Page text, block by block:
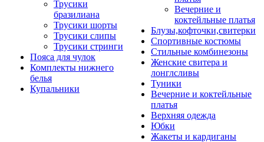
Трусики
бразилиана
Трусики шорты
Трусики слипы
Трусики стринги
Пояса для чулок
Комплекты нижнего
белья
Купальники
Вечерние и
коктейльные платья
Блузы,кофточки,свитерки
Спортивные костюмы
Стильные комбинезоны
Женские свитера и
лонглсливы
Туники
Вечерние и коктейльные
платья
Верхняя одежда
Юбки
Жакеты и кардиганы